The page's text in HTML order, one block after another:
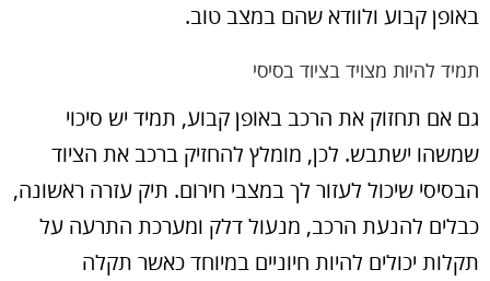
באופן קבוע ולוודא שהם במצב טוב.
תמיד להיות מצויד בציוד בסיסי
גם אם תחזוק את הרכב באופן קבוע, תמיד יש סיכוי
שמשהו ישתבש. לכן, מומלץ להחזיק ברכב את הציוד
הבסיסי שיכול לעזור לך במצבי חירום. תיק עזרה ראשונה,
כבלים להנעת הרכב, מנעול דלק ומערכת התרעה על
תקלות יכולים להיות חיוניים במיוחד כאשר תקלה